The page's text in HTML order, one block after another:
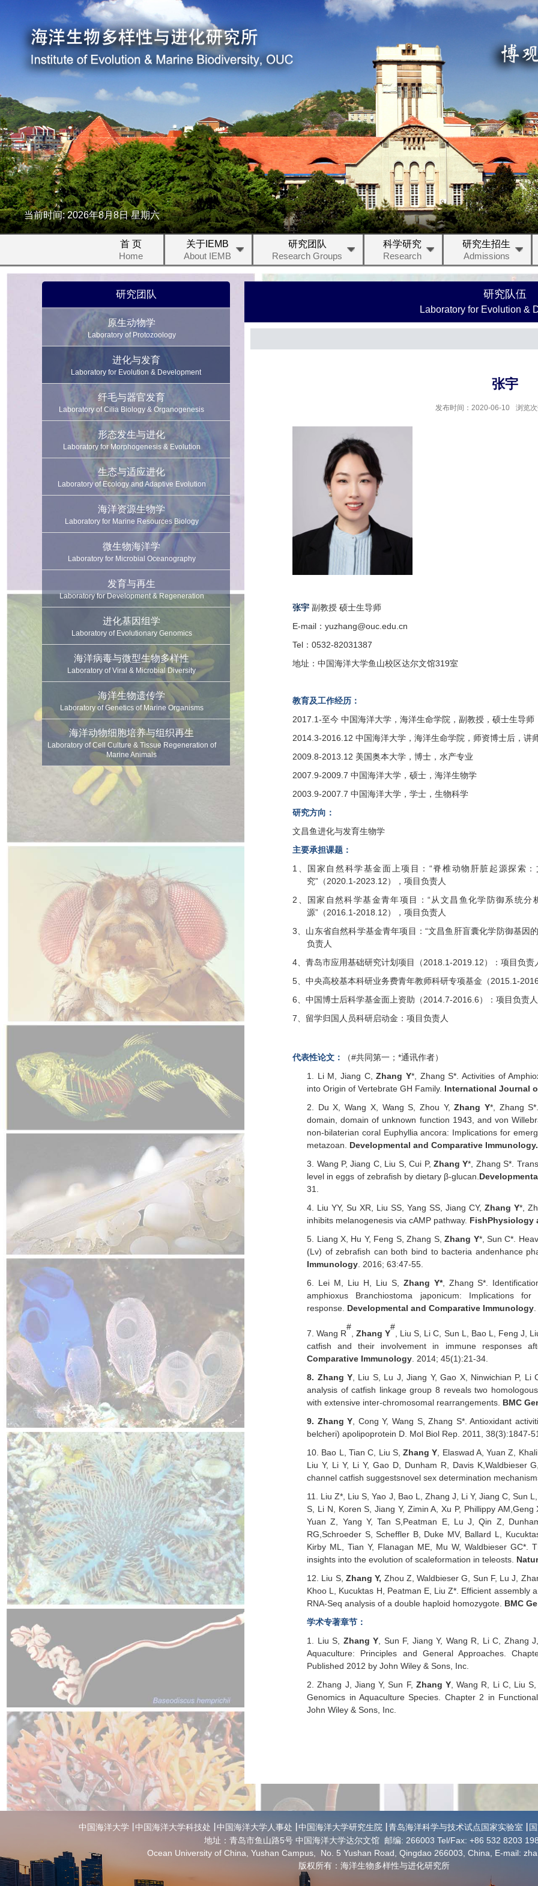
当前时间:2026年8月8日星期六
首 页
Home
关于IEMB
About IEMB
研究团队
Research Groups
科学研究
Research
研究生招生
Admissions
研究团队
原生动物学
Laboratory of Protozoology
进化与发育
Laboratory for Evolution & Development
纤毛与器官发育
Laboratory of Cilia Biology & Organogenesis
形态发生与进化
Laboratory for Morphogenesis & Evolution
生态与适应进化
Laboratory of Ecology and Adaptive Evolution
海洋资源生物学
Laboratory for Marine Resources Biology
微生物海洋学
Laboratory for Microbial Oceanography
发育与再生
Laboratory for Development & Regeneration
进化基因组学
Laboratory of Evolutionary Genomics
海洋病毒与微型生物多样性
Laboratory of Viral & Microbial Diversity
海洋生物遗传学
Laboratory of Genetics of Marine Organisms
海洋动物细胞培养与组织再生
Laboratory of Cell Culture & Tissue Regeneration of
Marine Animals
研究队伍
Laboratory for Evolution &
张宇
发布时间：2020-06-10 浏览
张宇 副教授 硕士生导师
E-mail：yuzhang@ouc.edu.cn
Tel：0532-82031387
地址 ：中国海洋大学鱼山校区达尔文馆319室
教育及工作经历：
2017.1-至今中国海洋大学，海洋生命学院，副教授，硕士生导师
2014.3-2016.12中国海洋大学，海洋生命学院，师资博士后，讲
2009.8-2013.12 美国奥本大学，博士，水产专业
2007.9-2009.7中国海洋大学，硕士，海洋生物学
2003.9-2007.7中国海洋大学，学士，生物科学
研究方向：
文昌鱼进化与发育生物学
主要承担课题：
1、
国家自然科学基金面上项目： “脊椎动物肝脏起源探索
究” （2020.1-2023.12），项目负责人
2、
国家自然科学基金青年项目： “从文昌鱼化学防御系统分
源” （2016.1-2018.12），项目负责人
3、 山东省自然科学基金青年项目： “文昌鱼肝盲囊化学防御基因
负责人
4、青岛市应用基础研究计划项目 （2018.1-2019.12）：项目负责
5、中央高校基本科研业务费青年教师科研专项基金（2015.1-
6、中国博士后科学基金面上资助（2014.7-2016.6）：项目负责人
7、 留学归国人员科研启动金：项目负责人
代表性论文： （#共同第一；*通讯作者）
1. Li M, Jiang C,Zhang Y*, Zhang S*. Activities of
into Origin of Vertebrate GH Family. International Journal
2. Du X, Wang X, Wang S, Zhou Y,Zhang Y*, Zhang S*
domain, domain of unknown function 1943, and von
non-bilaterian coral Euphyllia ancora: Implications for
metazoan. Developmental and Comparative Immunology.
3. Wang P, Jiang C, Liu S, Cui P, Zhang Y*, Zhang S*.
level in eggs of zebrafish by dietary β-glucan.
31.
4. Liu YY, Su XR, Liu SS, Yang SS, Jiang CY,Zhang Y*,
inhibits melanogenesis via cAMP pathway. FishPhysiology
5. Liang X, Hu Y, Feng S, Zhang S,Zhang Y*, Sun C*.
(Lv) of zebrafish can both bind to bacteria andenhance
Immunology. 2016;63:47-55.
6. Lei M, Liu H, Liu S, Zhang Y*, Zhang S*.
amphioxus Branchiostoma japonicum: Implications
response. Developmental and Comparative Immunology
7.Wang R
#
,Zhang Y
#
, Liu S, Li C, Sun L, Bao L, Feng J,
catfish and their involvement in immune responses
Comparative Immunology . 2014; 45(1):21-34.
8. Zhang Y , Liu S, Lu J, Jiang Y, Gao X, Ninwichian P,
analysis of catfish linkage group 8 reveals two
with extensive inter-chromosomal rearrangements. BMC
9. Zhang Y , Cong Y, Wang S, Zhang S*. Antioxidant
belcheri) apolipoprotein D. Mol Biol Rep. 2011, 38(3):1847-
10. Bao L, Tian C, Liu S,Zhang Y , Elaswad A, Yuan Z,
Liu Y, Li Y, Li Y, Gao D, Dunham R, Davis K, Waldbieser
channel catfish suggestsnovel sex determination
11. Liu Z*, Liu S, Yao J, Bao L, Zhang J, Li Y, Jiang C, Sun
S, Li N, Koren S, Jiang Y, Zimin A, Xu P, Phillippy AM, Geng
Yuan Z, Yang Y, Tan S, Peatman E, Lu J, Qin Z,
RG,Schroeder S, Scheffler B, Duke MV, Ballard L,
Kirby ML, Tian Y, Flanagan ME, Mu W, Waldbieser GC*.
insights into the evolution of scaleformation in teleosts.
12. Liu S, Zhang Y, Zhou Z, Waldbieser G, Sun F, Lu J,
Khoo L, Kucuktas H, Peatman E, Liu Z* . Efficient assembly
RNA-Seq analysis of a double haploid homozygote. BMC
学术专著章节：
1. Liu S, Zhang Y , Sun F, Jiang Y, Wang R, Li C, Zhang
Aquaculture: Principles and General Approaches.
Published 2012 by John Wiley & Sons, Inc.
2.Zhang J, Jiang Y, Sun F, Zhang Y , Wang R, Li C, Liu
Genomics in Aquaculture Species. Chapter 2 in
John Wiley & Sons, Inc.
中国海洋大学 中国海洋大学科技处 中国海洋大学人事处 中国海洋大学研究生院 青岛海洋科学与技术试点国家实验室
地址：青岛市鱼山路5号 中国海洋大学达尔文馆 邮编: 266003 Tel/Fax: +86 532 8203
Ocean University of China, Yushan Campus,
No. 5 Yushan Road, Qingdao 266003, China,
E-mail:
版权所有：海洋生物多样性与进化研究所